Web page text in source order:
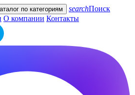
по категориям searchПоиск
О компании Контакты